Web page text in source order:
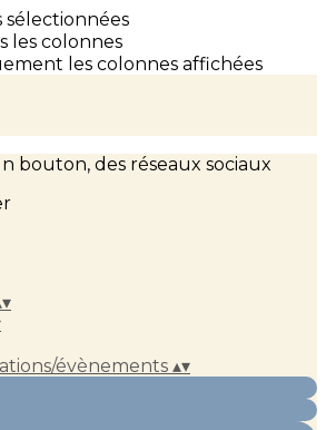
sélectionnées
les colonnes
les colonnes affichées
bouton, des réseaux sociaux
▾
évènements ▴▾